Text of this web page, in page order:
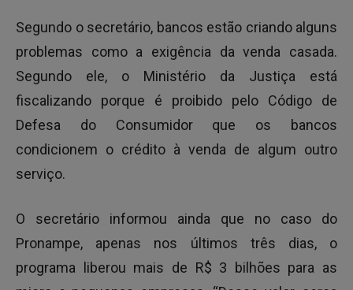
Segundo o secretário, bancos estão criando alguns
problemas como a exigência da venda casada.
Segundo ele, o Ministério da Justiça está
fiscalizando porque é proibido pelo Código de
Defesa do Consumidor que os bancos
condicionem o crédito à venda de algum outro
serviço.
O secretário informou ainda que no caso do
Pronampe, apenas nos últimos três dias, o
programa liberou mais de R$ 3 bilhões para as